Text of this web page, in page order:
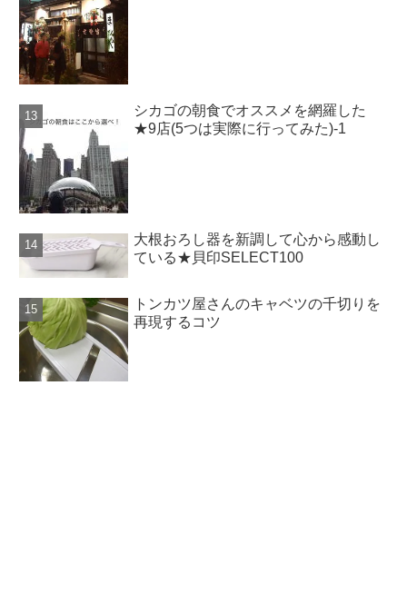
シカゴの朝食でオススメを網羅した
★9店(5つは実際に行ってみた)-1
大根おろし器を新調して心から感動し
ている★貝印SELECT100
トンカツ屋さんのキャベツの千切りを
再現するコツ